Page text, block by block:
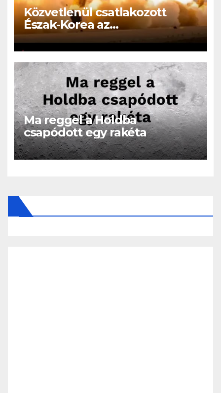
Közvetlenül csatlakozott
Észak-Korea az
Oroszországban folyó
háborúhoz!
Ma reggel a Holdba
csapódott egy rakéta